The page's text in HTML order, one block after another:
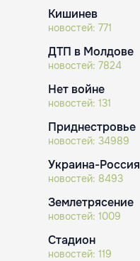
Кишинев
новостей: 771
ДТП в Молдове
новостей: 7824
Нет войне
новостей: 131
Приднестровье
новостей: 34989
Украина-Россия
новостей: 8493
Землетрясение
новостей: 1009
Стадион
новостей: 119